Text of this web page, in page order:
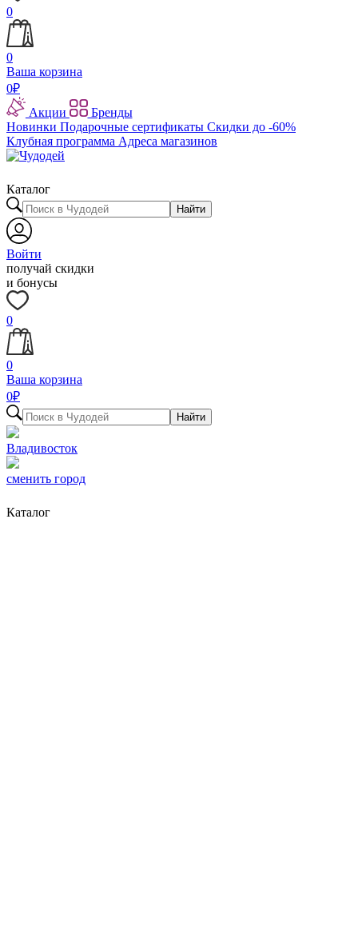
0
0
Ваша корзина
0₽
Акции
Бренды
Новинки Подарочные сертификаты Скидки до -60%
Клубная программа Адреса магазинов
Каталог
Найти
Войти
получай скидки
и бонусы
0
0
Ваша корзина
0₽
Найти
Владивосток
сменить город
Каталог